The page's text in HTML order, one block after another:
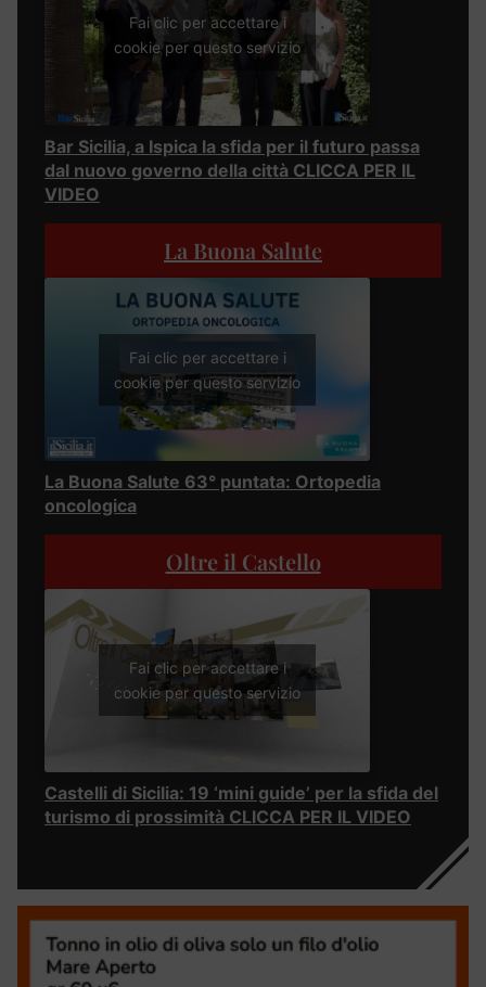
Fai clic per accettare i
cookie per questo servizio
Bar Sicilia, a Ispica la sfida per il futuro passa
dal nuovo governo della città CLICCA PER IL
VIDEO
La Buona Salute
Fai clic per accettare i
cookie per questo servizio
La Buona Salute 63° puntata: Ortopedia
oncologica
Oltre il Castello
Fai clic per accettare i
cookie per questo servizio
Castelli di Sicilia: 19 ‘mini guide’ per la sfida del
turismo di prossimità CLICCA PER IL VIDEO